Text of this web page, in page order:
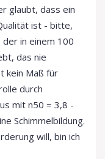
glaubt, dass ein
ist - bitte,
der in einem 100
das nie
kein Maß für
durch
mit n50 = 3,8 -
Schimmelbildung.
will, bin ich